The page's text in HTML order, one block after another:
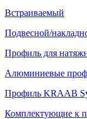
Встраиваемый
Подвесной/
Профиль для
Алюминиевые
Профиль KRAAB
Комплектующие к